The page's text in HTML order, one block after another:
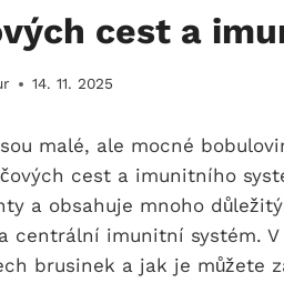
cest a
14. 11. 2025
malé, ale mocné
cest a imunitního
a obsahuje mnoho
centrální imunitní systém.
brusinek a jak je můžete